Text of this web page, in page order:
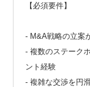
【必須要件】
- M&A戦略の立案
- 複数のステーク
ント経験
- 複雑な交渉を円